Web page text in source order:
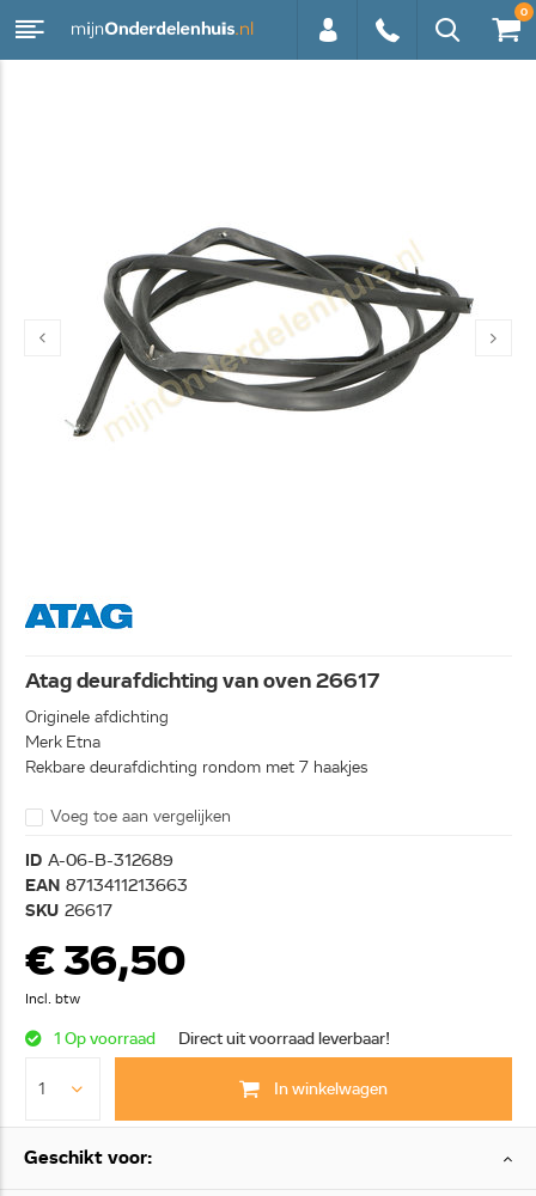
0
Atag deurafdichting van oven 26617
Originele afdichting
Merk Etna
Rekbare deurafdichting rondom met 7 haakjes
Voeg toe aan vergelijken
ID A-06-B-312689
EAN 8713411213663
SKU 26617
€ 36,50
Incl. btw
1 Op voorraad Direct uit voorraad leverbaar!
In winkelwagen
Geschikt voor: